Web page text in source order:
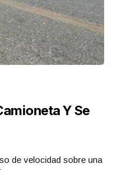
Y Se
de velocidad sobre una